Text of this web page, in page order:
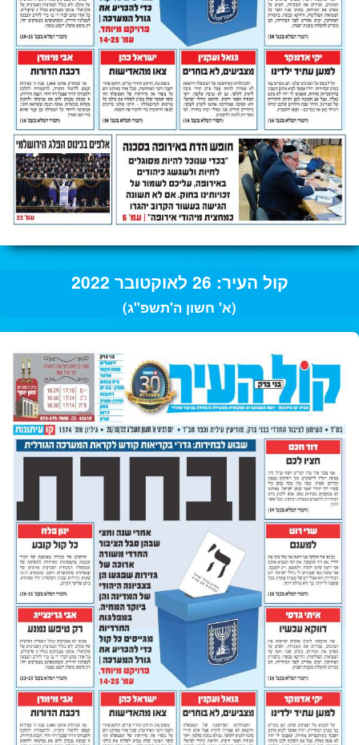
קול העיר: 26 לאוקטובר 2022
(א' חשון ה'תשפ"ג)